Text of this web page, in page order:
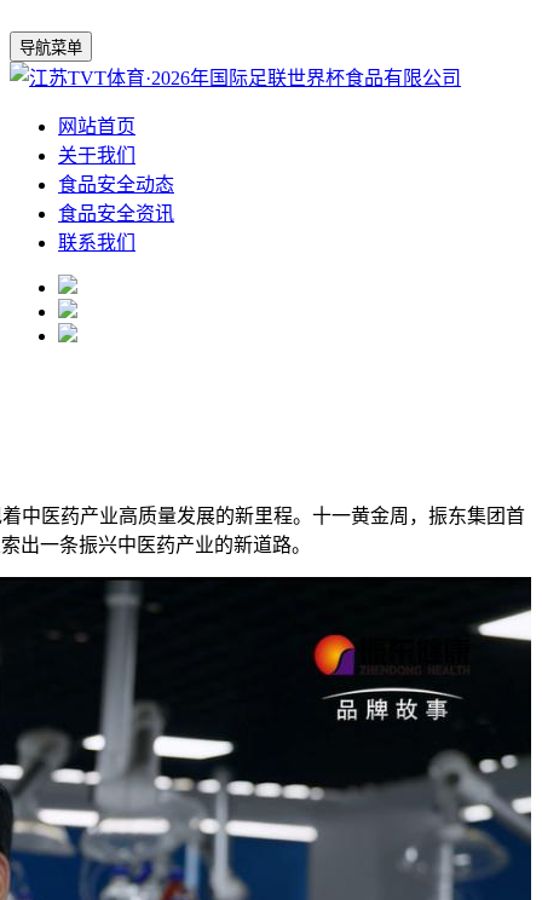
导航菜单
网站首页
关于我们
食品安全动态
食品安全资讯
联系我们
医药产业高质量发展的新里程。十一黄金周，振东集团首
出一条振兴中医药产业的新道路。